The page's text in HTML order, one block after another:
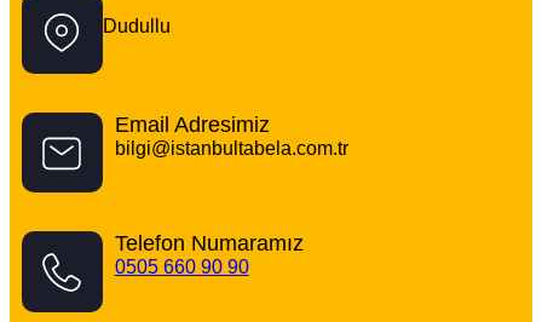
Dudullu
Email Adresimiz
bilgi@istanbultabela.com.tr
Telefon Numaramız
0505 660 90 90